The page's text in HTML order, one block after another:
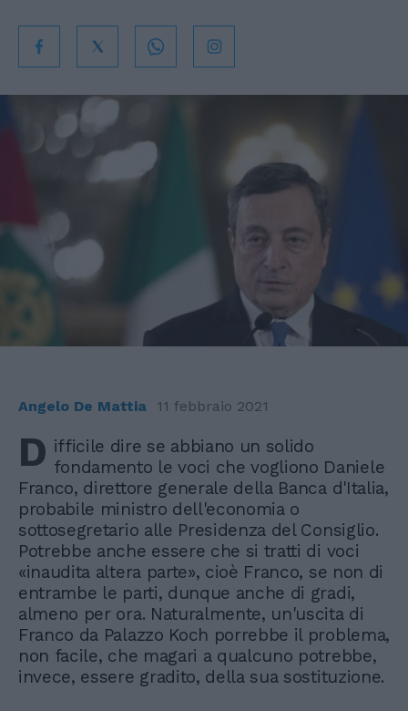
Angelo De Mattia 11 febbraio 2021
D ifficile dire se abbiano un solido
fondamento le voci che vogliono Daniele
Franco, direttore generale della Banca d'Italia,
probabile ministro dell'economia o
sottosegretario alle Presidenza del Consiglio.
Potrebbe anche essere che si tratti di voci
«inaudita altera parte», cioè Franco, se non di
entrambe le parti, dunque anche di gradi,
almeno per ora. Naturalmente, un'uscita di
Franco da Palazzo Koch porrebbe il problema,
non facile, che magari a qualcuno potrebbe,
invece, essere gradito, della sua sostituzione.